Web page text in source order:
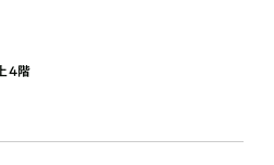
4階